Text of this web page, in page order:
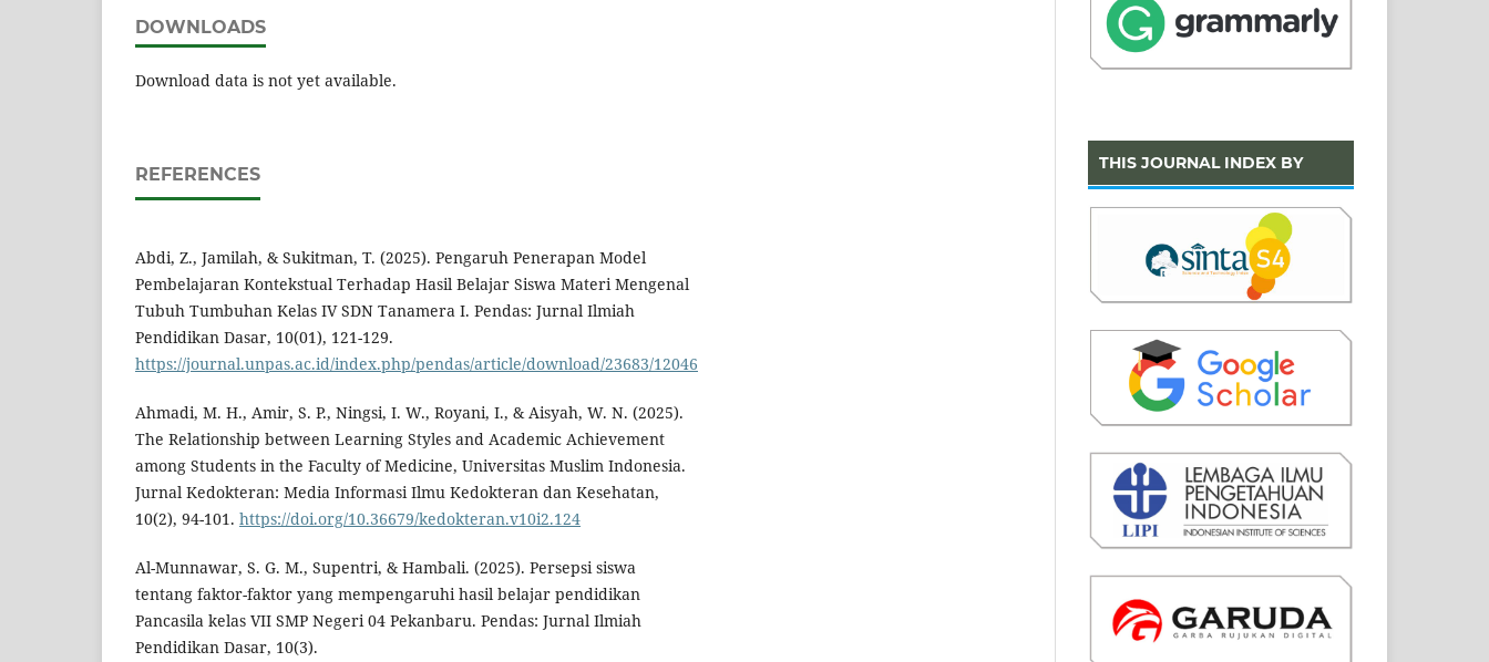
DOWNLOADS
Download data is not yet available.
REFERENCES
Abdi, Z., Jamilah, & Sukitman, T. (2025). Pengaruh Penerapan Model
Pembelajaran Kontekstual Terhadap Hasil Belajar Siswa Materi Mengenal
Tubuh Tumbuhan Kelas IV SDN Tanamera I. Pendas: Jurnal Ilmiah
Pendidikan Dasar, 10(01), 121-129.
https://journal.unpas.ac.id/index.php/pendas/article/download/23683/12046
Ahmadi, M. H., Amir, S. P., Ningsi, I. W., Royani, I., & Aisyah, W. N. (2025).
The Relationship between Learning Styles and Academic Achievement
among Students in the Faculty of Medicine, Universitas Muslim Indonesia.
Jurnal Kedokteran: Media Informasi Ilmu Kedokteran dan Kesehatan,
10(2), 94-101. https://doi.org/10.36679/kedokteran.v10i2.124
Al-Munnawar, S. G. M., Supentri, & Hambali. (2025). Persepsi siswa
tentang faktor-faktor yang mempengaruhi hasil belajar pendidikan
Pancasila kelas VII SMP Negeri 04 Pekanbaru. Pendas: Jurnal Ilmiah
Pendidikan Dasar, 10(3).
THIS JOURNAL INDEX BY